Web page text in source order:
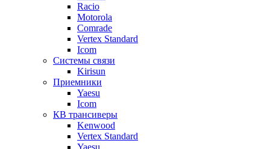
Racio
Motorola
Comrade
Vertex Standard
Icom
Системы связи
Kirisun
Приемники
Yaesu
Icom
КВ трансиверы
Kenwood
Vertex Standard
Yaesu